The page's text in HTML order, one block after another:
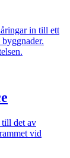
in till ett
till det av
vid